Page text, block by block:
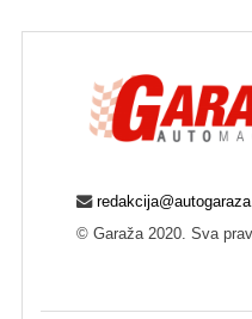
© Garaža 2020. Sva